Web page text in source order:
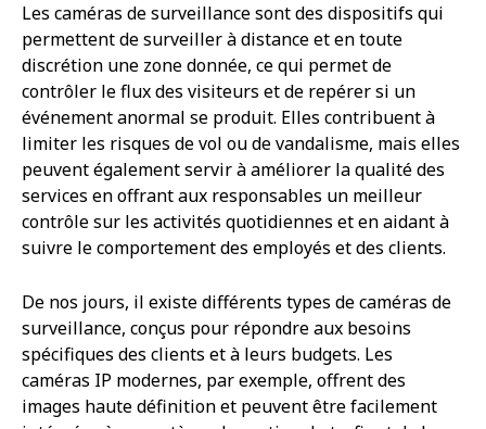
Les caméras de surveillance sont des dispositifs qui
permettent de surveiller à distance et en toute
discrétion une zone donnée, ce qui permet de
contrôler le flux des visiteurs et de repérer si un
événement anormal se produit. Elles contribuent à
limiter les risques de vol ou de vandalisme, mais elles
peuvent également servir à améliorer la qualité des
services en offrant aux responsables un meilleur
contrôle sur les activités quotidiennes et en aidant à
suivre le comportement des employés et des clients.
De nos jours, il existe différents types de caméras de
surveillance, conçus pour répondre aux besoins
spécifiques des clients et à leurs budgets. Les
caméras IP modernes, par exemple, offrent des
images haute définition et peuvent être facilement